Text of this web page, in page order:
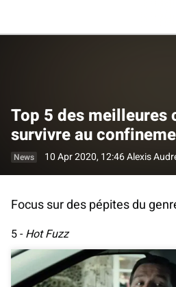
Top 5 des meilleures
survivre au
News 10 Apr 2020, 12:46Alexis
Focus sur des pépites du
5 - Hot Fuzz